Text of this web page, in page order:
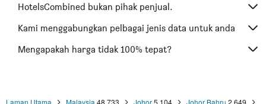
HotelsCombined bukan pihak penjual.
Kami menggabungkan pelbagai jenis data untuk anda
Mengapakah harga tidak 100% tepat?
Laman Utama Malaysia 48,733 Johor 5,104 Johor Bahru 2,649